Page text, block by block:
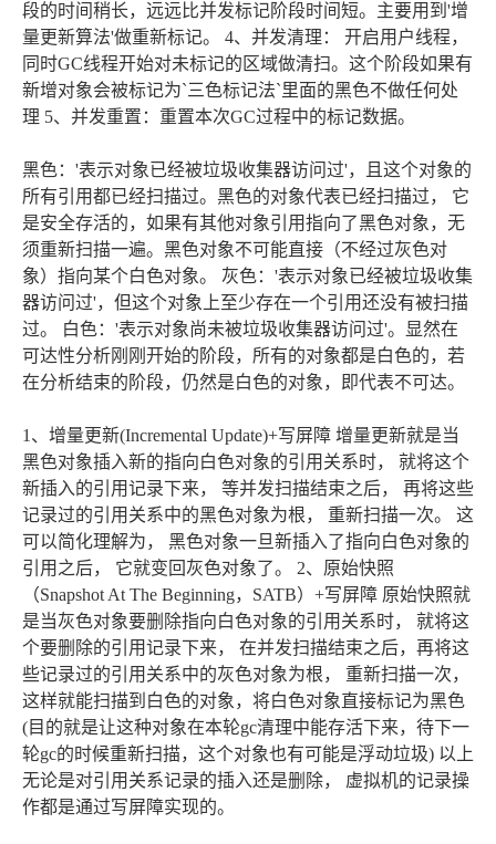
段的时间稍长，远远比并发标记阶段时间短。主要用到'增
量更新算法'做重新标记。 4、并发清理： 开启用户线程，
同时GC线程开始对未标记的区域做清扫。这个阶段如果有
新增对象会被标记为`三色标记法`里面的黑色不做任何处
理 5、并发重置：重置本次GC过程中的标记数据。
黑色：'表示对象已经被垃圾收集器访问过'，且这个对象的
所有引用都已经扫描过。黑色的对象代表已经扫描过， 它
是安全存活的，如果有其他对象引用指向了黑色对象，无
须重新扫描一遍。黑色对象不可能直接（不经过灰色对
象）指向某个白色对象。 灰色：'表示对象已经被垃圾收集
器访问过'，但这个对象上至少存在一个引用还没有被扫描
过。 白色：'表示对象尚未被垃圾收集器访问过'。显然在
可达性分析刚刚开始的阶段，所有的对象都是白色的，若
在分析结束的阶段，仍然是白色的对象，即代表不可达。
1、增量更新(Incremental Update)+写屏障 增量更新就是当
黑色对象插入新的指向白色对象的引用关系时， 就将这个
新插入的引用记录下来， 等并发扫描结束之后， 再将这些
记录过的引用关系中的黑色对象为根， 重新扫描一次。 这
可以简化理解为， 黑色对象一旦新插入了指向白色对象的
引用之后， 它就变回灰色对象了。 2、原始快照
（Snapshot At The Beginning，SATB）+写屏障 原始快照就
是当灰色对象要删除指向白色对象的引用关系时， 就将这
个要删除的引用记录下来， 在并发扫描结束之后，再将这
些记录过的引用关系中的灰色对象为根， 重新扫描一次，
这样就能扫描到白色的对象，将白色对象直接标记为黑色
(目的就是让这种对象在本轮gc清理中能存活下来，待下一
轮gc的时候重新扫描，这个对象也有可能是浮动垃圾) 以上
无论是对引用关系记录的插入还是删除， 虚拟机的记录操
作都是通过写屏障实现的。